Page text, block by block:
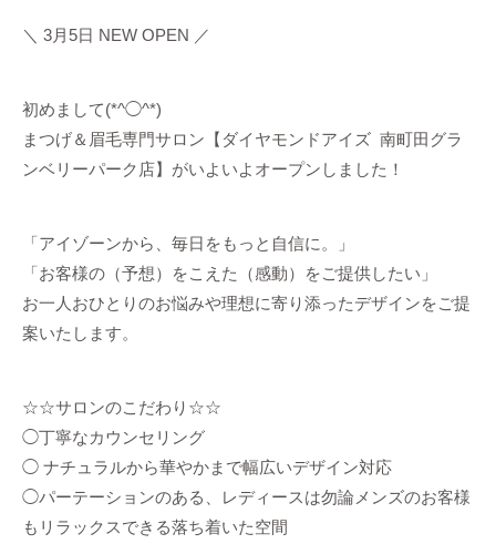
＼ 3月5日 NEW OPEN ／
初めまして(*^◯^*)
まつげ＆眉毛専門サロン【ダイヤモンドアイズ 南町田グラ
ンベリーパーク店】がいよいよオープンしました！
「アイゾーンから、毎日をもっと自信に。」
「お客様の（予想）をこえた（感動）をご提供したい」
お一人おひとりのお悩みや理想に寄り添ったデザインをご提
案いたします。
☆☆サロンのこだわり☆☆
◯丁寧なカウンセリング
◯ ナチュラルから華やかまで幅広いデザイン対応
◯パーテーションのある、レディースは勿論メンズのお客様
もリラックスできる落ち着いた空間